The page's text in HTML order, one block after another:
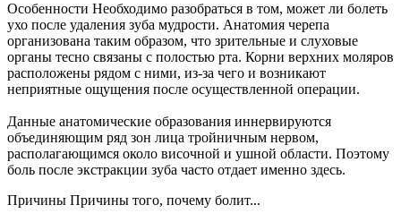
Особенности Необходимо разобраться в том, может ли болеть
ухо после удаления зуба мудрости. Анатомия черепа
организована таким образом, что зрительные и слуховые
органы тесно связаны с полостью рта. Корни верхних моляров
расположены рядом с ними, из-за чего и возникают
неприятные ощущения после осуществленной операции.
Данные анатомические образования иннервируются
объединяющим ряд зон лица тройничным нервом,
располагающимся около височной и ушной области. Поэтому
боль после экстракции зуба часто отдает именно здесь.
Причины Причины того, почему болит...